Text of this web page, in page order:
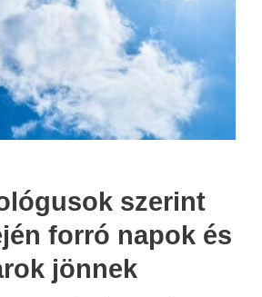
szerint
forró napok és
jönnek